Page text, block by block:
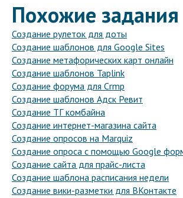
Похожие задания
Создание рулеток для доты
Создание шаблонов для Google Sites
Создание метафорических карт онлайн
Создание шаблонов Taplink
Создание форума для Crmp
Создание шаблонов Адск Ревит
Создание ТГ комбайна
Создание интернет-магазина сайта
Создание опросов на Marquiz
Создание опроса с помощью Google
Создание сайта для прайс-листа
Создание шаблона расписания недели
Создание вики-разметки для ВКонтакте